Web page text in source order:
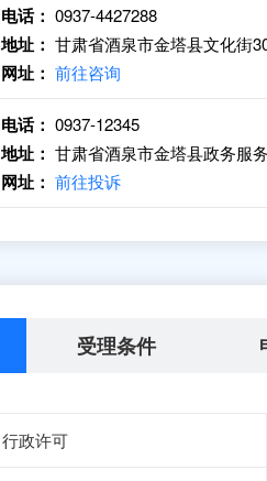
电话： 0937-4427288
地址： 甘肃省酒泉市金塔县文化街
网址： 前往咨询
电话： 0937-12345
地址： 甘肃省酒泉市金塔县政务服
网址： 前往投诉
受理条件
行政许可